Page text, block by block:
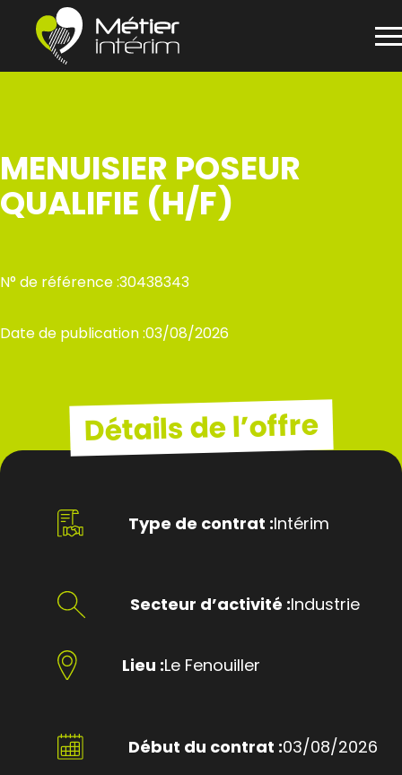
MENUISIER POSEUR
QUALIFIE (H/F)
N° de référence :30438343
Date de publication :03/08/2026
Détails de l’offre
Type de contrat :Intérim
Secteur d’activité :Industrie
Lieu :Le Fenouiller
Début du contrat :03/08/2026
Panneau de gestion des cookies